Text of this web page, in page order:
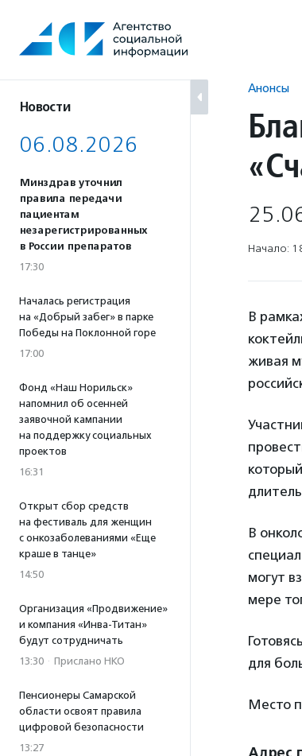
содержанию
Новости
06.08.2026
Минздрав уточнил
правила передачи
пациентам
незарегистрированных
в России препаратов
17:30
Началась регистрация
на «Добрый забег» в парке
Победы на Поклонной горе
17:00
Фонд «Наш Норильск»
напомнил об осенней
заявочной кампании
на поддержку социальных
проектов
16:31
Открыт сбор средств
на фестиваль для женщин
с онкозаболеваниями «Еще
краше в танце»
14:50
Организация «Продвижение»
и компания «Инва-Титан»
будут сотрудничать
13:30 · Прислано НКО
Пенсионеры Самарской
области освоят правила
цифровой безопасности
13:27
Анонсы
Начало:
В
живая
В
могут
мере
для
Место